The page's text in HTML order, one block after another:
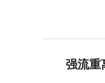
强流重